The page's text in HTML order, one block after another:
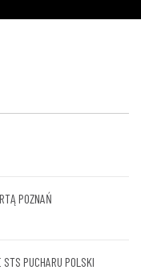
POZNAŃ
PUCHARU POLSKI